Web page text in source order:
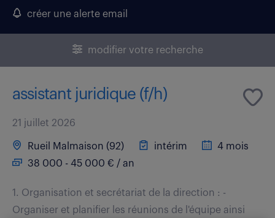
créer une alerte email
modifier votre recherche
assistant juridique (f/h)
21 juillet 2026
Rueil Malmaison (92) intérim
4 mois
38 000 - 45 000 € / an
1. Organisation et secrétariat de la direction : -
Organiser et planifier les réunions de l'équipe ainsi